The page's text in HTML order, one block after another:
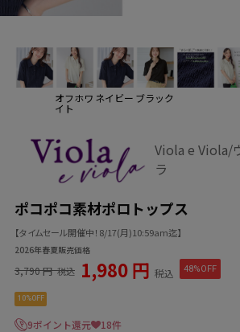
オフホワ
イト
ネイビー ブラック
Viola e Viola/
ラ
ポコポコ素材ポロトップス
【タイムセール開催中！8/17(月)10:59am迄】
2026年春夏販売価格
3,790 円 税込 1,980 円 税込 48%OFF
10%OFF
9ポイント還元 18件